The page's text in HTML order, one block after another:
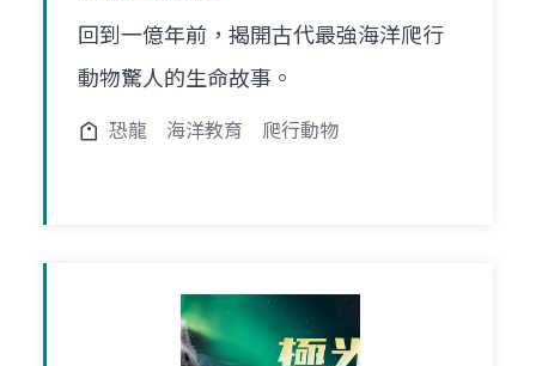
回到一億年前，揭開古代最強海洋爬行
動物驚人的生命故事。
恐龍 海洋教育 爬行動物